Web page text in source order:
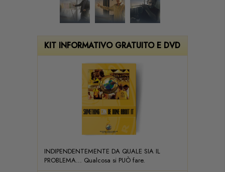
KIT INFORMATIVO GRATUITO E DVD
INDIPENDENTEMENTE DA QUALE SIA IL
PROBLEMA... Qualcosa si PUÒ fare.